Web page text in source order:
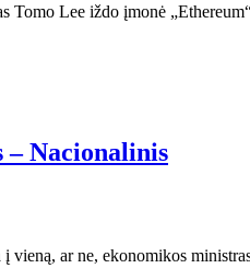
Lee iždo įmonė
– Nacionalinis
vieną, ar ne, ekonomikos